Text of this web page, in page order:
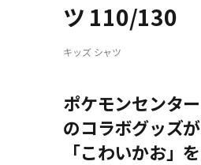
ツ 110/130
キッズ シャツ
ポケモンセンタ
のコラボグッズ
「こわいかお」